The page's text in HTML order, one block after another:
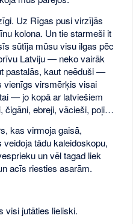
Uz Rīgas pusi virzījās
kolona. Un tie starmeši it
sūtīja mūsu visu ilgas pēc
Latviju — neko vairāk
pastalās, kaut neēduši —
vienīgs virsmērķis visai
— jo kopā ar latviešiem
čigāni, ebreji, vācieši, poļi…
kas virmoja gaisā,
tādu kaleidoskopu,
un vēl tagad liek
acīs riesties asarām.
visi jutāties lieliski.